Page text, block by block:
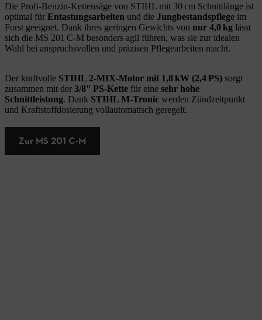
Die Profi-Benzin-Kettensäge von STIHL mit 30 cm Schnittlänge ist
optimal für Entastungsarbeiten und die Jungbestandspflege im
Forst geeignet. Dank ihres geringen Gewichts von nur 4,0 kg lässt
sich die MS 201 C-M besonders agil führen, was sie zur idealen
Wahl bei anspruchsvollen und präzisen Pflegearbeiten macht.
Der kraftvolle STIHL 2-MIX-Motor mit 1,8 kW (2,4 PS) sorgt
zusammen mit der 3/8" PS-Kette für eine sehr hohe
Schnittleistung. Dank STIHL M-Tronic werden Zündzeitpunkt
und Kraftstoffdosierung vollautomatisch geregelt.
Zur MS 201 C-M